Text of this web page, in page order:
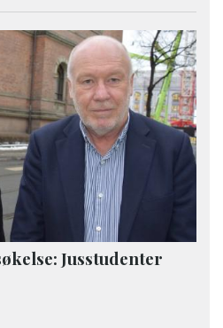
Jusstudenter